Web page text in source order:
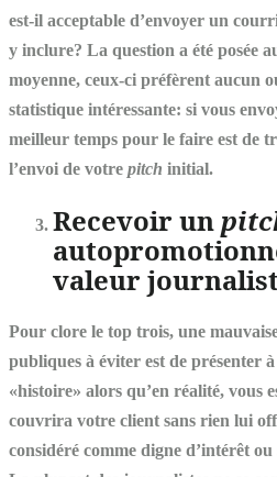
est-il acceptable d’envoyer un
y inclure? La question a été posée
moyenne, ceux-ci préfèrent aucun
statistique intéressante: si vous
meilleur temps pour le faire est de
l’envoi de votre pitch initial.
Recevoir un
valeur
Pour clore le top trois, une
publiques à éviter est de présenter
«histoire» alors qu’en réalité, vous
couvrira votre client sans rien lui
considéré comme digne d’intérêt